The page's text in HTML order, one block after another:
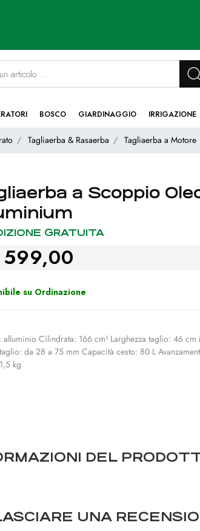
di un filtro aggiorna automaticamente gli altri filtri
BOSCO GIARDINAGGIO IRRIGAZIONE
Tagliaerba & Rasaerba Tagliaerba a Motore
a Scoppio
GRATUITA
su Ordinazione
alluminio Cilindrata: 166 cm³ Larghezza taglio: 46
da 28 a 75 mm Capacità cesto: 80 L
kg
DEL
UNA